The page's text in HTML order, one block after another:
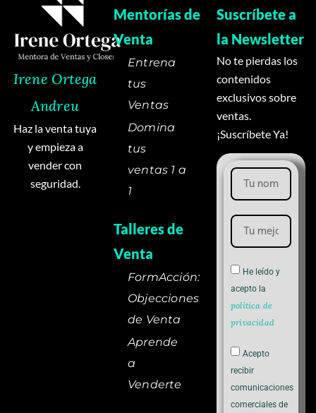
Irene Ortega
Andreu
Haz la venta tuya
y empieza a
vender con
seguridad.
Mentorías de
Venta
Entrena
tus
Ventas
Domina
tus
ventas 1 a
1
Talleres de
Venta
FormAcción:
Objecciones
de Venta
Aprende
a
Venderte
Suscríbete a
la Newsletter
No te pierdas los
contenidos
exclusivos sobre
ventas.
¡Suscríbete Ya!
He leído y
acepto la
política de
privacidad
Acepto
recibir
comunicaciones
comerciales de